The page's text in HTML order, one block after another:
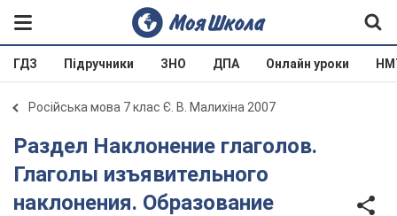
ГДЗ Підручники ЗНО ДПА Онлайн уроки
Російська мова 7 клас Є. В. Малихіна 2007
Раздел Наклонение глаголов.
Глаголы изъявительного
наклонения. Образование